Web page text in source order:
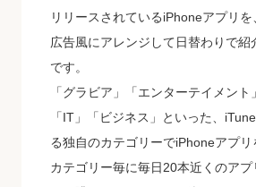
リリースされているiPhoneアプリを
広告風にアレンジして日替わりで紹
です。
「グラビア」「エンターテイメント
「IT」「ビジネス」といった、
る独自のカテゴリーでiPhoneアプリ
カテゴリー毎に毎日20本近くのア